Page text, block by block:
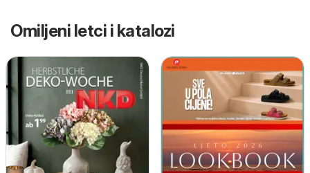
Omiljeni letci i katalozi